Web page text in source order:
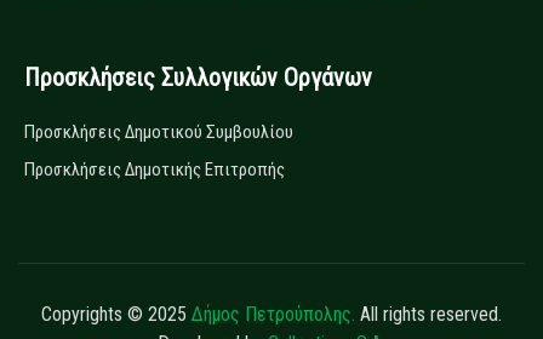
Προσκλήσεις Συλλογικών Οργάνων
Προσκλήσεις Δημοτικού Συμβουλίου
Προσκλήσεις Δημοτικής Επιτροπής
Copyrights © 2025 Δήμος Πετρούπολης. All rights reserved.